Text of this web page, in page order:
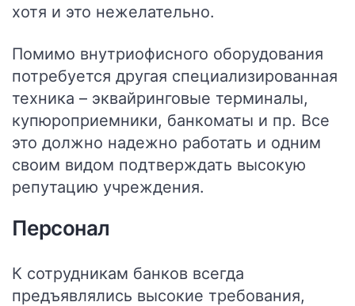
хотя и это нежелательно.
Помимо внутриофисного оборудования
потребуется другая специализированная
техника – эквайринговые терминалы,
купюроприемники, банкоматы и пр. Все
это должно надежно работать и одним
своим видом подтверждать высокую
репутацию учреждения.
Персонал
К сотрудникам банков всегда
предъявлялись высокие требования,